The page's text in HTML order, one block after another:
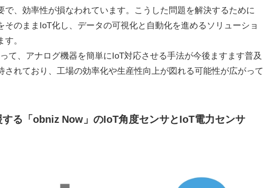
で、効率性が損なわれています。こうした問題を解決するために
そのままIoT化し、データの可視化と自動化を進めるソリューショ
す。
て、アナログ機器を簡単にIoT対応させる手法が今後ますます普及
されており、工場の効率化や生産性向上が図れる可能性が広がって
する「obniz Now」のIoT角度センサとIoT電力センサ